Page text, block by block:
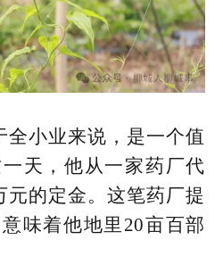
全小业来说，是一个值
天，他从一家药厂代
元的定金。这笔药厂提
味着他地里20亩百部